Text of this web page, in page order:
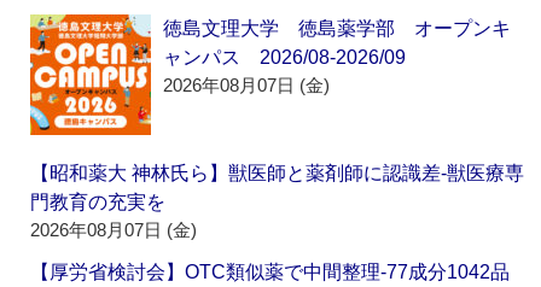
徳島文理大学 徳島薬学部 オープンキ
ャンパス 2026/08-2026/09
2026年08月07日 (金)
【昭和薬大 神林氏ら】獣医師と薬剤師に認識差‐獣医療専
門教育の充実を
2026年08月07日 (金)
【厚労省検討会】OTC類似薬で中間整理‐77成分1042品